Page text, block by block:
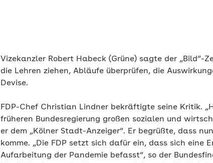
Vizekanzler Robert Habeck (Grüne) sagte der „Bild“-
die Lehren ziehen, Abläufe überprüfen, die
Devise.
FDP-Chef Christian Lindner bekräftigte seine Kritik.
früheren Bundesregierung großen sozialen und
er dem „Kölner Stadt-Anzeiger“. Er begrüßte, dass
komme. „Die FDP setzt sich dafür ein, dass sich eine
Aufarbeitung der Pandemie befasst“, so der